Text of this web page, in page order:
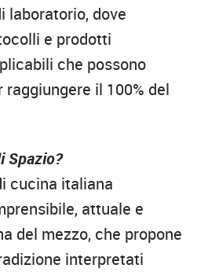
laboratorio, dove
e prodotti
che possono
il 100% del
Spazio?
cucina italiana
attuale e
del mezzo, che propone
interpretati